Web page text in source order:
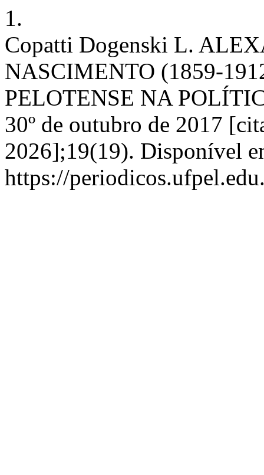
1.
Copatti Dogenski L.
NASCIMENTO (1859-
PELOTENSE NA
30º de outubro de 2017
2026];19(19). Disponível
https://